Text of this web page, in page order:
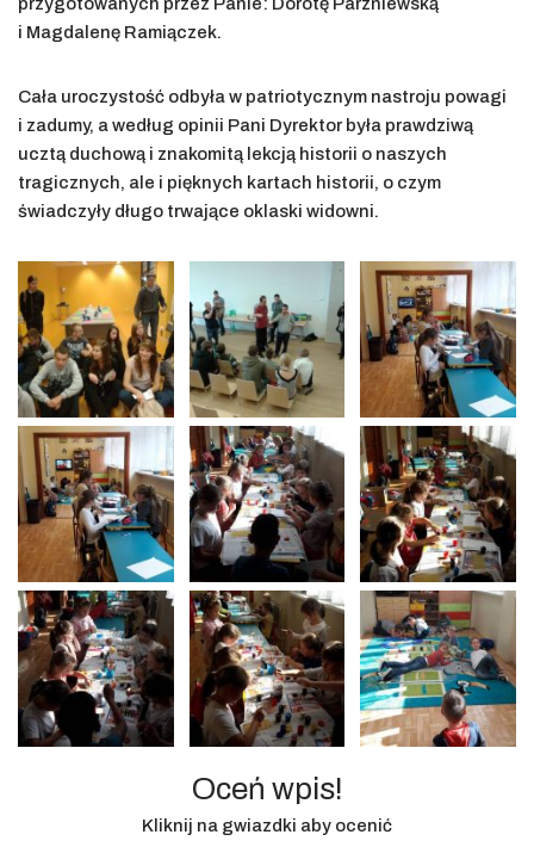
przygotowanych przez Panie: Dorotę Parzniewską
i Magdalenę Ramiączek.
Cała uroczystość odbyła w patriotycznym nastroju powagi
i zadumy, a według opinii Pani Dyrektor była prawdziwą
ucztą duchową i znakomitą lekcją historii o naszych
tragicznych, ale i pięknych kartach historii, o czym
świadczyły długo trwające oklaski widowni.
Oceń wpis!
Kliknij na gwiazdki aby ocenić